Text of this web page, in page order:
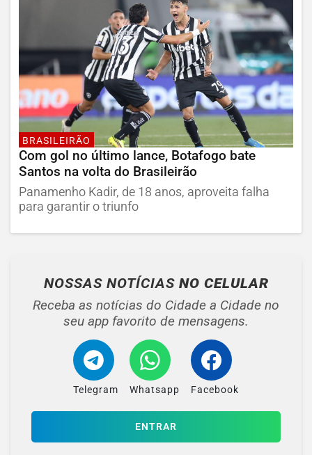
BRASILEIRÃO
Com gol no último lance, Botafogo bate
Santos na volta do Brasileirão
Panamenho Kadir, de 18 anos, aproveita falha
para garantir o triunfo
NOSSAS NOTÍCIAS NO CELULAR
Receba as notícias do Cidade a Cidade no
seu app favorito de mensagens.
Telegram Whatsapp Facebook
ENTRAR